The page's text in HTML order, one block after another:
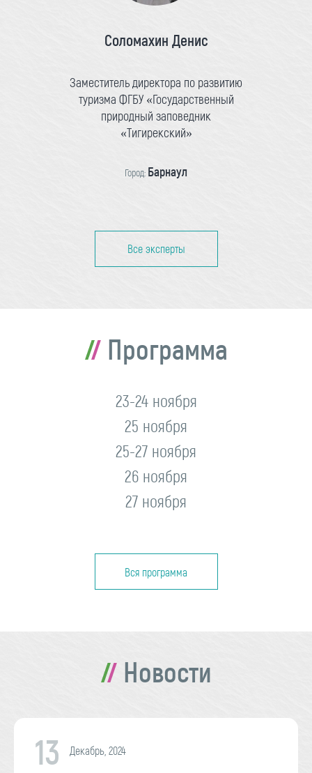
Соломахин Денис
Заместитель директора по развитию
туризма ФГБУ «Государственный
природный заповедник
«Тигирекский»
Город: Барнаул
Все эксперты
Программа
23-24 ноября
25 ноября
25-27 ноября
26 ноября
27 ноября
Вся программа
Новости
13 Декабрь, 2024